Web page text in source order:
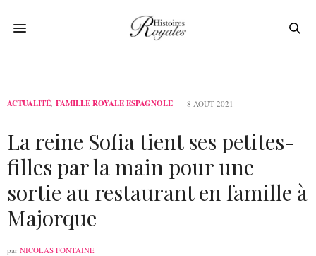
ACTUALITÉ, FAMILLE ROYALE ESPAGNOLE 8 AOÛT 2021
La reine Sofia tient ses petites-
filles par la main pour une
sortie au restaurant en famille à
Majorque
par NICOLAS FONTAINE